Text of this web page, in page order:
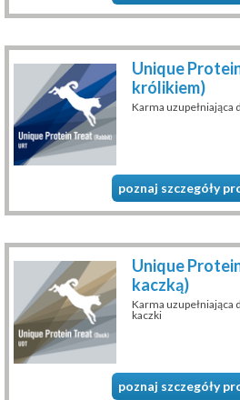
Unique
królikiem)
Karma uzupełniająca
poznaj szczegóły
Unique
kaczką)
Karma uzupełniająca
kaczki
poznaj szczegóły